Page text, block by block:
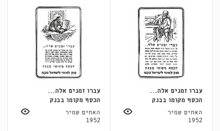
עברו זמנים אלה...
הכסף מקומו בבנק
האחים שמיר
1952
עברו זמנים אלה...
הכסף מקומו בבנק
האחים שמיר
1952